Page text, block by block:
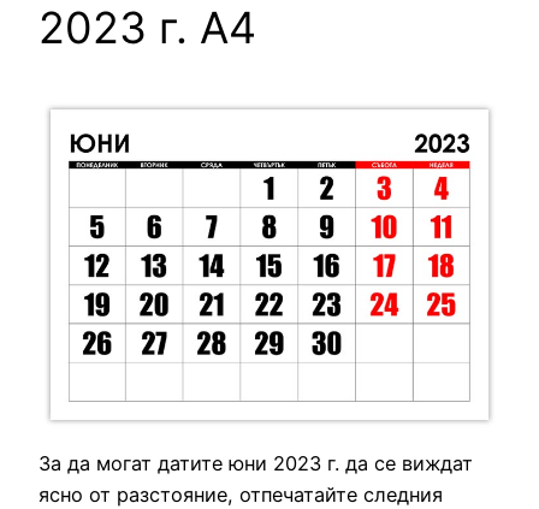
2023 г. А4
За да могат датите юни 2023 г. да се виждат
ясно от разстояние, отпечатайте следния